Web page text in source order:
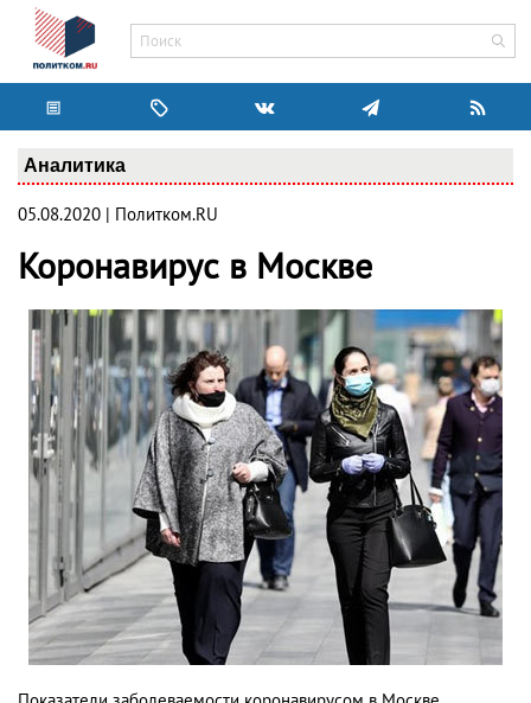
Аналитика
05.08.2020 | Политком.RU
Коронавирус в Москве